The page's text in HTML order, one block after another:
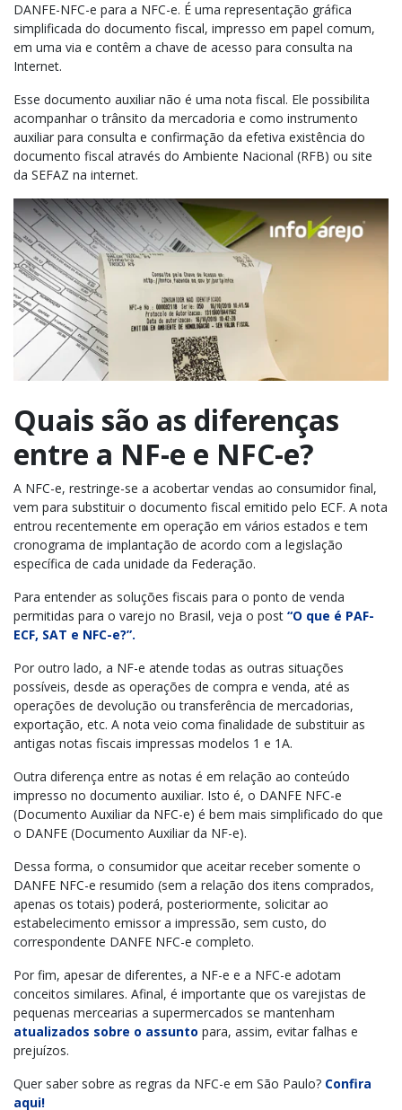
DANFE-NFC-e para a NFC-e. É uma representação gráfica
simplificada do documento fiscal, impresso em papel comum,
em uma via e contêm a chave de acesso para consulta na
Internet.
Esse documento auxiliar não é uma nota fiscal. Ele possibilita
acompanhar o trânsito da mercadoria e como instrumento
auxiliar para consulta e confirmação da efetiva existência do
documento fiscal através do Ambiente Nacional (RFB) ou site
da SEFAZ na internet.
Quais são as diferenças
entre a NF-e e NFC-e?
A NFC-e, restringe-se a acobertar vendas ao consumidor final,
vem para substituir o documento fiscal emitido pelo ECF. A nota
entrou recentemente em operação em vários estados e tem
cronograma de implantação de acordo com a legislação
específica de cada unidade da Federação.
Para entender as soluções fiscais para o ponto de venda
permitidas para o varejo no Brasil, veja o post “O que é PAF-
ECF, SAT e NFC-e?”.
Por outro lado, a NF-e atende todas as outras situações
possíveis, desde as operações de compra e venda, até as
operações de devolução ou transferência de mercadorias,
exportação, etc. A nota veio coma finalidade de substituir as
antigas notas fiscais impressas modelos 1 e 1A.
Outra diferença entre as notas é em relação ao conteúdo
impresso no documento auxiliar. Isto é, o DANFE NFC-e
(Documento Auxiliar da NFC-e) é bem mais simplificado do que
o DANFE (Documento Auxiliar da NF-e).
Dessa forma, o consumidor que aceitar receber somente o
DANFE NFC-e resumido (sem a relação dos itens comprados,
apenas os totais) poderá, posteriormente, solicitar ao
estabelecimento emissor a impressão, sem custo, do
correspondente DANFE NFC-e completo.
Por fim, apesar de diferentes, a NF-e e a NFC-e adotam
conceitos similares. Afinal, é importante que os varejistas de
pequenas mercearias a supermercados se mantenham
atualizados sobre o assunto para, assim, evitar falhas e
prejuízos.
Quer saber sobre as regras da NFC-e em São Paulo? Confira
aqui!